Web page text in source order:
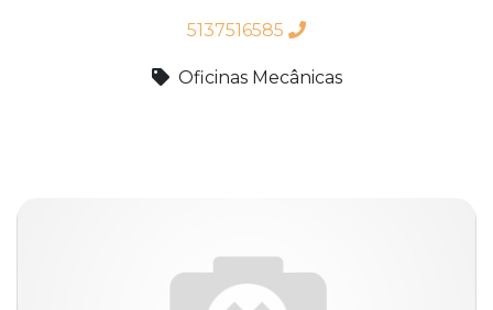
5137516585
Oficinas Mecânicas